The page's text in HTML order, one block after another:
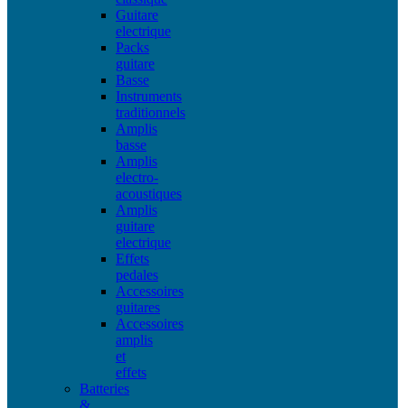
Guitare
electrique
Packs
guitare
Basse
Instruments
traditionnels
Amplis
basse
Amplis
electro-
acoustiques
Amplis
guitare
electrique
Effets
pedales
Accessoires
guitares
Accessoires
amplis
et
effets
Batteries
&